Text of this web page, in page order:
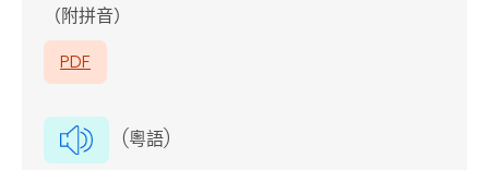
（附拼音）
PDF
(粵語)